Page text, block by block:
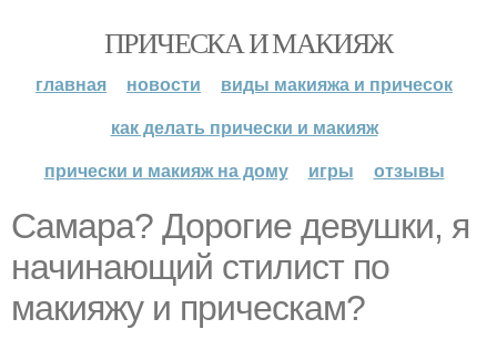
ПРИЧЕСКА И МАКИЯЖ
главная новости
виды макияжа и причесок
как делать прически и макияж
прически и макияж на дому
игры отзывы
Самара? Дорогие девушки, я
начинающий стилист по
макияжу и прическам?